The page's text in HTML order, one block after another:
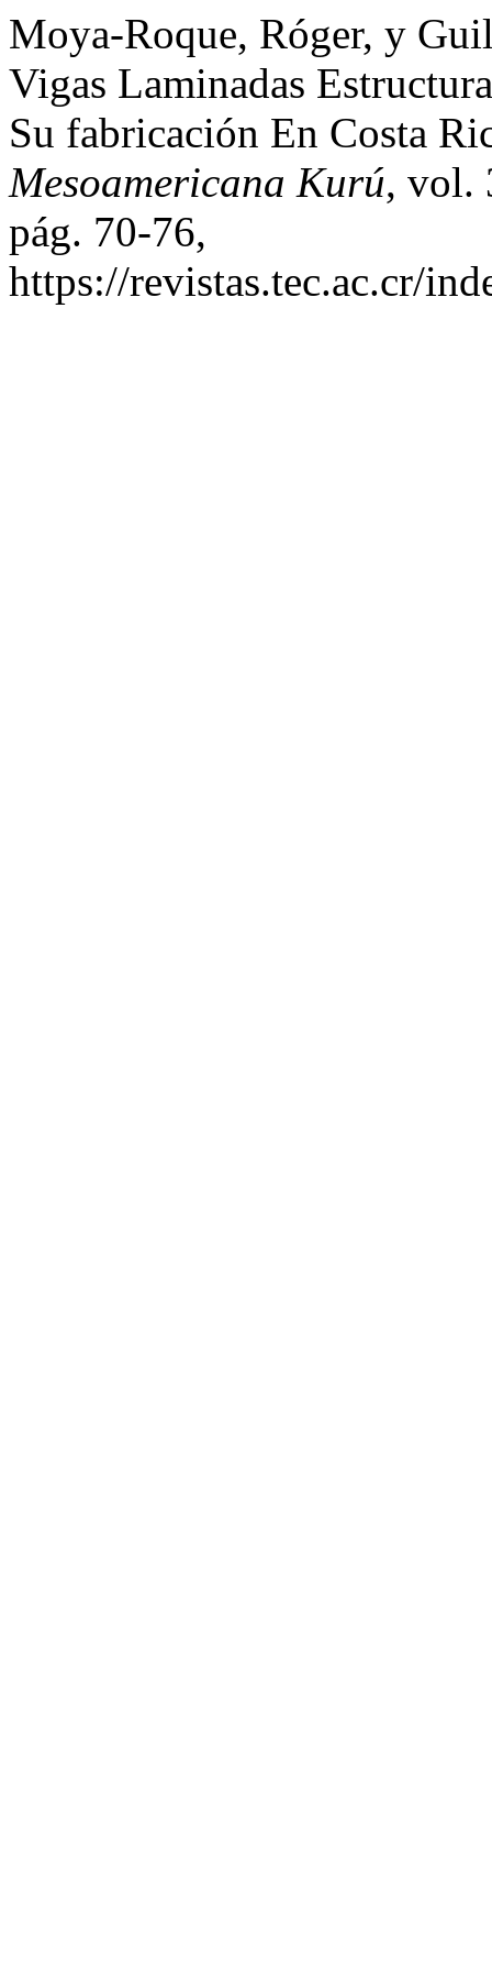
Moya-Roque, Róger, y
Vigas Laminadas
Su fabricación En Costa
Mesoamericana Kurú, vol.
pág. 70-76,
https://revistas.tec.ac.cr/